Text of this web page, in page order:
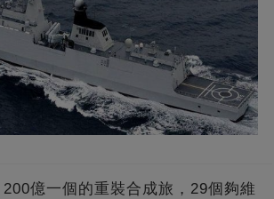
億一個的重裝合成旅，29個夠維